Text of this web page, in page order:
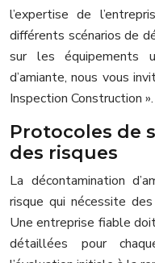
l’expertise de
différents scénarios de
sur les équipements
d’amiante, nous vous
Inspection Construction ».
Protocoles de
des risques
La décontamination
risque qui nécessite
Une entreprise fiable
détaillées pour